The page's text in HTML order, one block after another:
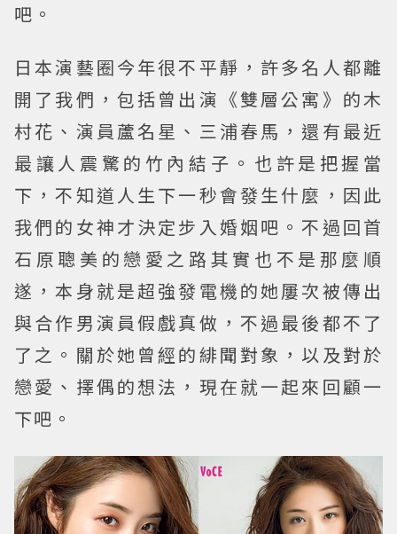
吧。
日本演藝圈今年很不平靜，許多名人都離
開了我們，包括曾出演《雙層公寓》的木
村花、演員蘆名星、三浦春馬，還有最近
最讓人震驚的竹內結子。也許是把握當
下，不知道人生下一秒會發生什麼，因此
我們的女神才決定步入婚姻吧。不過回首
石原聰美的戀愛之路其實也不是那麼順
遂，本身就是超強發電機的她屢次被傳出
與合作男演員假戲真做，不過最後都不了
了之。關於她曾經的緋聞對象，以及對於
戀愛、擇偶的想法，現在就一起來回顧一
下吧。